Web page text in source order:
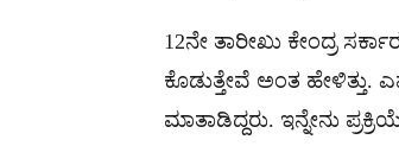
12ನೇ ತಾರೀಖು ಕೇಂದ್ರ
ಕೊಡುತ್ತೇವೆ ಅಂತ
ಮಾತಾಡಿದ್ದರು. ಇನ್ನೇನು